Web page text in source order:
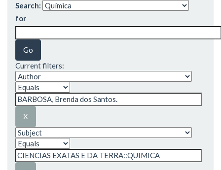
Search:
for
Current filters: